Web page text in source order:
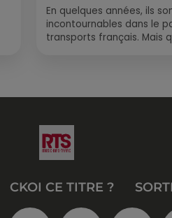
En quelques années, ils
incontournables dans le
transports français. Mais
CKOI CE TITRE ?